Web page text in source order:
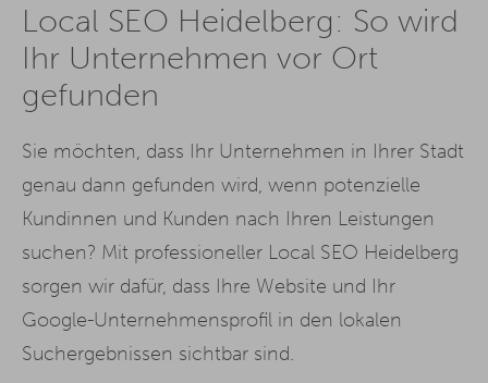
Local SEO Heidelberg: So wird
Ihr Unternehmen vor Ort
gefunden
Sie möchten, dass Ihr Unternehmen in Ihrer Stadt
genau dann gefunden wird, wenn potenzielle
Kundinnen und Kunden nach Ihren Leistungen
suchen? Mit professioneller Local SEO Heidelberg
sorgen wir dafür, dass Ihre Website und Ihr
Google-Unternehmensprofil in den lokalen
Suchergebnissen sichtbar sind.